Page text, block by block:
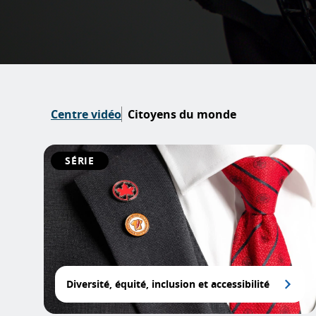
Centre vidéo Citoyens du monde
SÉRIE
Diversité, équité, inclusion et accessibilité